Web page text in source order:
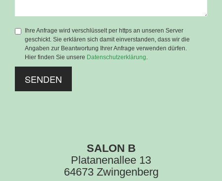
Ihre Anfrage wird verschlüsselt per https an unseren Server
geschickt. Sie erklären sich damit einverstanden, dass wir die
Angaben zur Beantwortung Ihrer Anfrage verwenden dürfen.
Hier finden Sie unsere Datenschutzerklärung
SENDEN
SALON B
Platanenallee 13
64673 Zwingenberg